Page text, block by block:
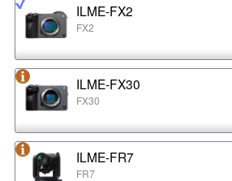
ILME-FX2
FX2
ILME-FX30
FX30
ILME-FR7
FR7